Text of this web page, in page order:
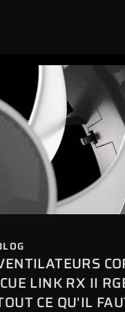
LINK RX II
CE QU'IL